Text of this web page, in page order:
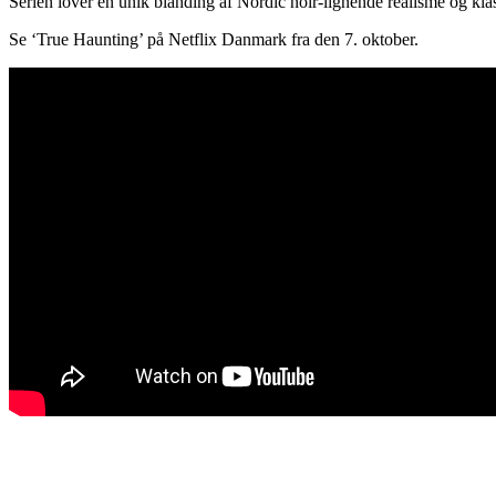
Se ‘True Haunting’ på Netflix Danmark fra den 7. oktober.